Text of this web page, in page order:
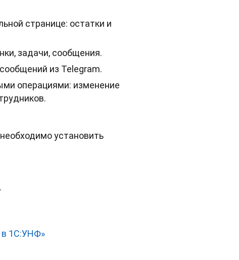
странице: остатки и
задачи, сообщения.
из Telegram.
операциями: изменение
установить
.
в 1С:УНФ»